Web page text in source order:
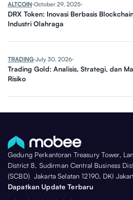
ALTCOIN October 29, 2025
DRX Token: Inovasi Berbasis
Industri Olahraga
TRADING July 30, 2026
Trading Gold: Analisis, Strategi, dan
Risiko
Gedung Perkantoran Treasury Tower,
District 8, Sudirman Central Business
(SCBD) Jakarta Selatan 12190, DKI
Dapatkan Update Terbaru